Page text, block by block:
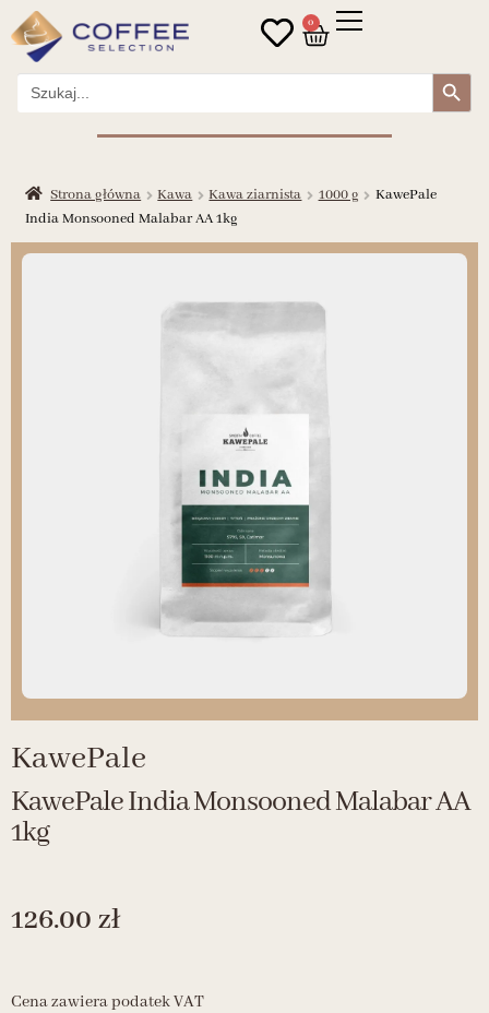
0
Search
for:
Search Button
Strona główna Kawa Kawa ziarnista 1000 g
KawePale
India Monsooned Malabar AA 1kg
KawePale
KawePale India Monsooned Malabar AA
1kg
126.00 zł
Cena zawiera podatek VAT